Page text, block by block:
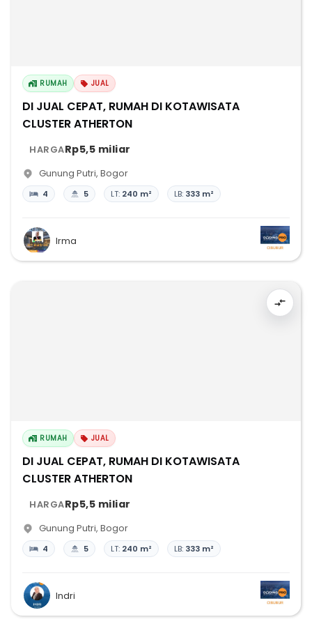
RUMAH JUAL
DI JUAL CEPAT, RUMAH DI KOTAWISATA
CLUSTER ATHERTON
HARGARp5,5 miliar
Gunung Putri, Bogor
4 5 LT: 240 m² LB: 333 m²
Irma
RUMAH JUAL
DI JUAL CEPAT, RUMAH DI KOTAWISATA
CLUSTER ATHERTON
HARGARp5,5 miliar
Gunung Putri, Bogor
4 5 LT: 240 m² LB: 333 m²
Indri